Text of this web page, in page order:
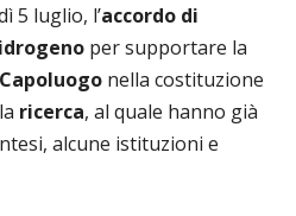
5 luglio, l’accordo di
idrogeno per supportare la
Capoluogo nella costituzione
ricerca, al quale hanno già
alcune istituzioni e